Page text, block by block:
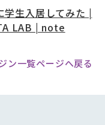
学生入居してみた |
LAB | note
ン一覧ページへ戻る